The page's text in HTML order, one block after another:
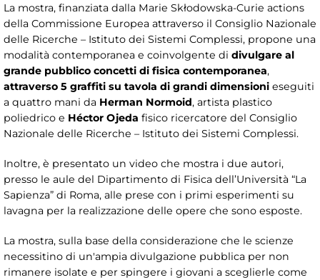
La mostra, finanziata dalla Marie Skłodowska-Curie actions
della Commissione Europea attraverso il Consiglio Nazionale
delle Ricerche – Istituto dei Sistemi Complessi, propone una
modalità contemporanea e coinvolgente di divulgare al
grande pubblico concetti di fisica contemporanea,
attraverso 5 graffiti su tavola di grandi dimensioni eseguiti
a quattro mani da Herman Normoid, artista plastico
poliedrico e Héctor Ojeda fisico ricercatore del Consiglio
Nazionale delle Ricerche – Istituto dei Sistemi Complessi.
Inoltre, è presentato un video che mostra i due autori,
presso le aule del Dipartimento di Fisica dell’Università “La
Sapienza” di Roma, alle prese con i primi esperimenti su
lavagna per la realizzazione delle opere che sono esposte.
La mostra, sulla base della considerazione che le scienze
necessitino di un'ampia divulgazione pubblica per non
rimanere isolate e per spingere i giovani a sceglierle come